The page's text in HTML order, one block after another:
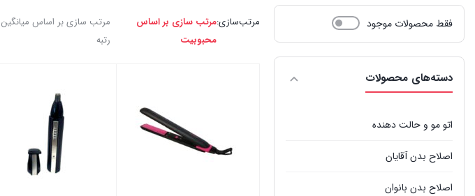
فقط محصولات موجود
دسته‌های محصولات
اتو مو و حالت دهنده
اصلاح بدن آقایان
اصلاح بدن بانوان
مرتب‌سازی:مرتب سازی بر اساس
محبوبیت
مرتب سازی بر اساس میانگین
رتبه